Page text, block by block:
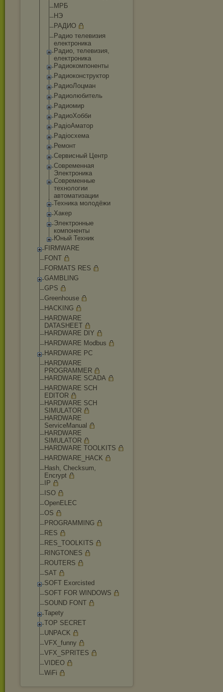
МРБ
НЭ
РАДИО
Радио телевизия
електроника
Радио, телевизия,
електроника
Радиокомпоненты
Радиоконструктор
РадиоЛоцман
Радиолюбитель
Радиомир
РадиоХобби
РадіоАматор
Радіосхема
Ремонт
Сервисный Центр
Современная
Электроника
Современные
технологии
автоматизации
Техника молодёжи
Хакер
Электронные
компоненты
Юный Техник
FIRMWARE
FONT
FORMATS RES
GAMBLING
GPS
Greenhouse
HACKING
HARDWARE
DATASHEET
HARDWARE DIY
HARDWARE Modbus
HARDWARE PC
HARDWARE
PROGRAMMER
HARDWARE SCADA
HARDWARE SCH
EDITOR
HARDWARE SCH
SIMULATOR
HARDWARE
ServiceManual
HARDWARE
SIMULATOR
HARDWARE TOOLKITS
HARDWARE_HACK
Hash, Checksum,
Encrypt
IP
ISO
OpenELEC
OS
PROGRAMMING
RES
RES_TOOLKITS
RINGTONES
ROUTERS
SAT
SOFT Exorcisted
SOFT FOR WINDOWS
SOUND FONT
Tapety
TOP SECRET
UNPACK
VFX_funny
VFX_SPRITES
VIDEO
WiFi